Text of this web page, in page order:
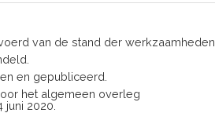
van de stand der werkzaamheden.
en gepubliceerd.
het algemeen overleg
2020.